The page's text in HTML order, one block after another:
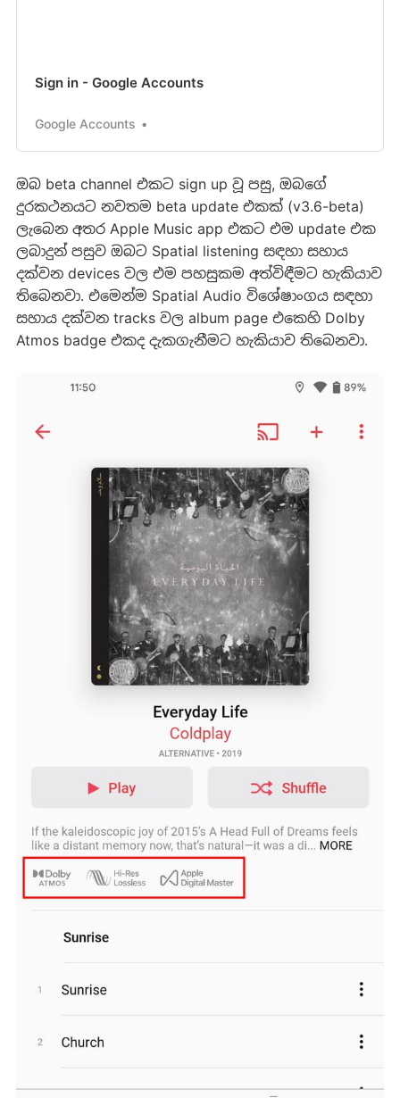
Sign in - Google Accounts
Google Accounts
ඔබ beta channel එකට sign up වූ පසු, ඔබගේ
දුරකථනයට නවතම beta update එකක් (v3.6-beta)
ලැබෙන අතර Apple Music app එකට එම update එක
ලබාදුන් පසුව ඔබට Spatial listening සඳහා සහාය
දක්වන devices වල එම පහසුකම අත්විඳීමට හැකියාව
තිබෙනවා. එමෙන්ම Spatial Audio විශේෂාංගය සඳහා
සහාය දක්වන tracks වල album page එකෙහි Dolby
Atmos badge එකද දැකගැනීමට හැකියාව තිබෙනවා.